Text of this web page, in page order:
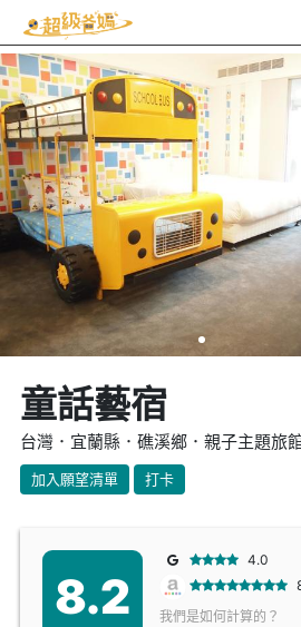
童話藝宿
台灣．宜蘭縣．礁溪鄉．親子主題旅
加入願望清單 打卡
8.2
4.0
我們是如何計算的？